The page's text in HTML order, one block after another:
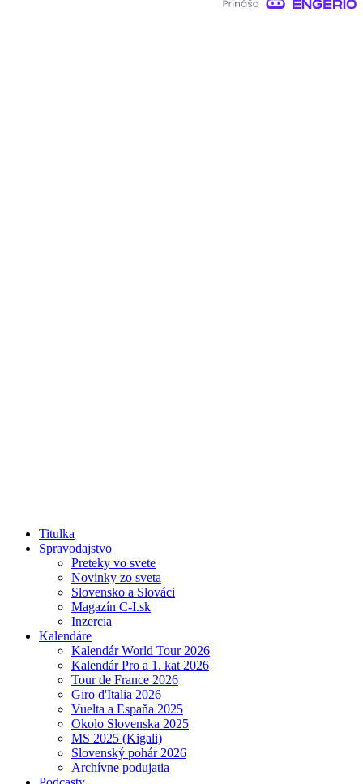
Titulka
Spravodajstvo
Preteky vo svete
Novinky zo sveta
Slovensko a Slováci
Magazín C-I.sk
Inzercia
Kalendáre
Kalendár World Tour 2026
Kalendár Pro a 1. kat 2026
Tour de France 2026
Giro d'Italia 2026
Vuelta a Espaňa 2025
Okolo Slovenska 2025
MS 2025 (Kigali)
Slovenský pohár 2026
Archívne podujatia